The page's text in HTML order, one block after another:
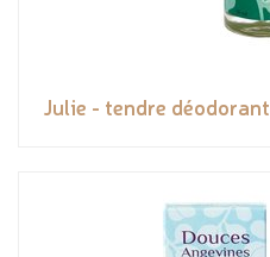
Julie - tendre déodorant